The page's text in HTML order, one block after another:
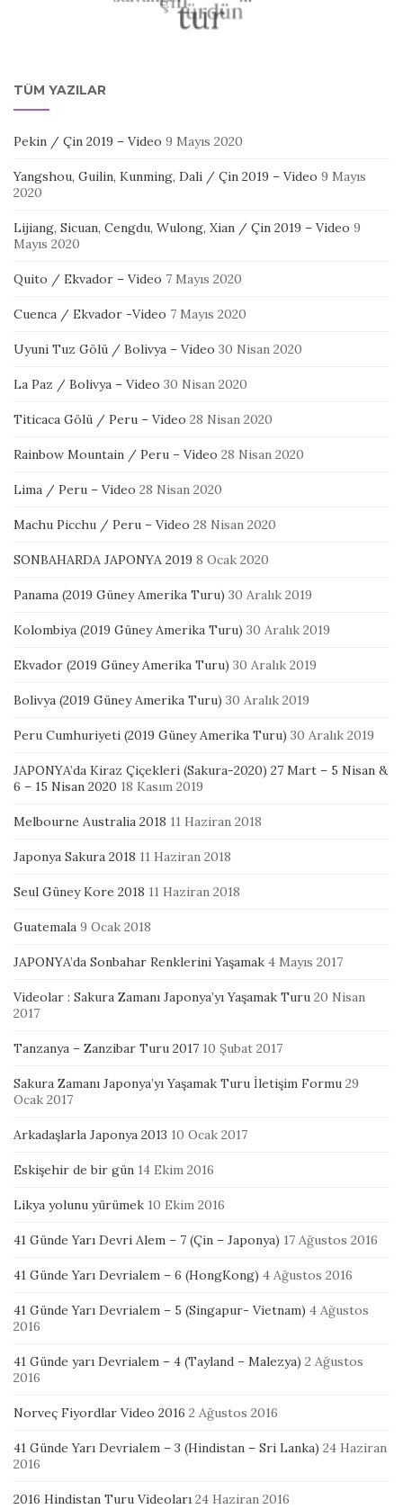
TÜM YAZILAR
Pekin / Çin 2019 – Video 9 Mayıs 2020
Yangshou, Guilin, Kunming, Dali / Çin 2019 – Video 9 Mayıs
2020
Lijiang, Sicuan, Cengdu, Wulong, Xian / Çin 2019 – Video 9
Mayıs 2020
Quito / Ekvador – Video 7 Mayıs 2020
Cuenca / Ekvador -Video 7 Mayıs 2020
Uyuni Tuz Gölü / Bolivya – Video 30 Nisan 2020
La Paz / Bolivya – Video 30 Nisan 2020
Titicaca Gölü / Peru – Video 28 Nisan 2020
Rainbow Mountain / Peru – Video 28 Nisan 2020
Lima / Peru – Video 28 Nisan 2020
Machu Picchu / Peru – Video 28 Nisan 2020
SONBAHARDA JAPONYA 2019 8 Ocak 2020
Panama (2019 Güney Amerika Turu) 30 Aralık 2019
Kolombiya (2019 Güney Amerika Turu) 30 Aralık 2019
Ekvador (2019 Güney Amerika Turu) 30 Aralık 2019
Bolivya (2019 Güney Amerika Turu) 30 Aralık 2019
Peru Cumhuriyeti (2019 Güney Amerika Turu) 30 Aralık 2019
JAPONYA’da Kiraz Çiçekleri (Sakura-2020) 27 Mart – 5 Nisan &
6 – 15 Nisan 2020 18 Kasım 2019
Melbourne Australia 2018 11 Haziran 2018
Japonya Sakura 2018 11 Haziran 2018
Seul Güney Kore 2018 11 Haziran 2018
Guatemala 9 Ocak 2018
JAPONYA’da Sonbahar Renklerini Yaşamak 4 Mayıs 2017
Videolar : Sakura Zamanı Japonya’yı Yaşamak Turu 20 Nisan
2017
Tanzanya – Zanzibar Turu 2017 10 Şubat 2017
Sakura Zamanı Japonya’yı Yaşamak Turu İletişim Formu 29
Ocak 2017
Arkadaşlarla Japonya 2013 10 Ocak 2017
Eskişehir de bir gün 14 Ekim 2016
Likya yolunu yürümek 10 Ekim 2016
41 Günde Yarı Devri Alem – 7 (Çin – Japonya) 17 Ağustos 2016
41 Günde Yarı Devrialem – 6 (HongKong) 4 Ağustos 2016
41 Günde Yarı Devrialem – 5 (Singapur- Vietnam) 4 Ağustos
2016
41 Günde yarı Devrialem – 4 (Tayland – Malezya) 2 Ağustos
2016
Norveç Fiyordlar Video 2016 2 Ağustos 2016
41 Günde Yarı Devrialem – 3 (Hindistan – Sri Lanka) 24 Haziran
2016
2016 Hindistan Turu Videoları 24 Haziran 2016